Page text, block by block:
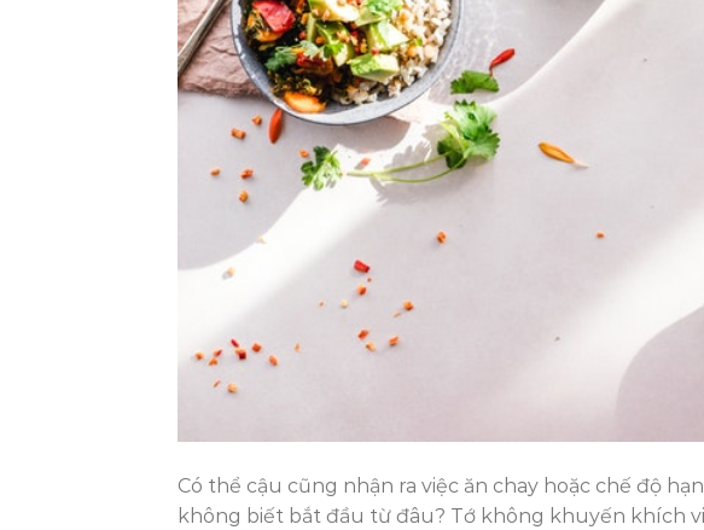
Có thể cậu cũng nhận ra việc ăn chay hoặc chế độ
không biết bắt đầu từ đâu? Tớ không khuyến khích